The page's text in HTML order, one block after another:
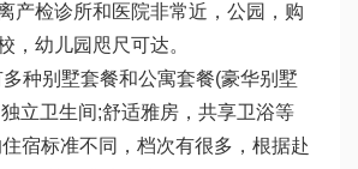
产检诊所和医院非常近，公园，购
，幼儿园咫尺可达。
种别墅套餐和公寓套餐(豪华别墅
立卫生间;舒适雅房，共享卫浴等
宿标准不同，档次有很多，根据赴